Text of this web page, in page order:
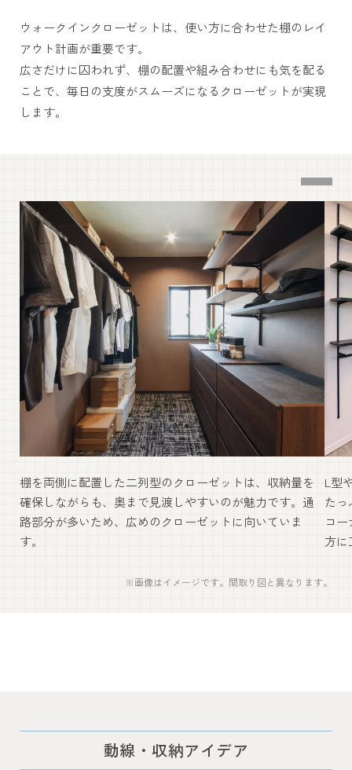
ウォークインクローゼットは、使い方に合わせた棚の レイ
アウト計画が重要です。
広さだけに囚われず、棚の配置や組み合わせにも気を配る
ことで、毎日の支度がスムーズになるクローゼットが実現
します。
棚を両側に配置した二列型のクローゼットは、収納量を
確保しながらも、奥まで見渡しやすいのが魅力です。通
路部分が多いため、広めのクローゼットに向いていま
す。
L型
たっ
コ
方に
※画像はイメージです。間取り図と異なります。
動線・収納アイデア